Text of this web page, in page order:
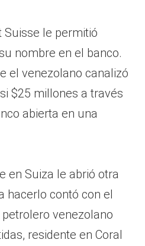
Suisse le permitió
nombre en el banco.
el venezolano canalizó
$25 millones a través
abierta en una
en Suiza le abrió otra
hacerlo contó con el
venezolano
residente en Coral